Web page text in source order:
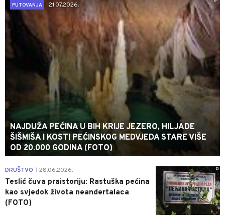
PUTOVANJA
21.07.2026.
NAJDUŽA PEĆINA U BIH KRIJE JEZERO, HILJADE
ŠIŠMIŠA I KOSTI PEĆINSKOG MEDVJEDA STARE VIŠE
OD 20.000 GODINA (FOTO)
0
DRUŠTVO 28.06.2026.
Teslić čuva praistoriju: Rastuška pećina
kao svjedok života neandertalaca
(FOTO)